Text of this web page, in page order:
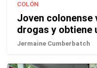
COLÓN
Joven colonense
drogas y obtiene
Jermaine Cumberbatch